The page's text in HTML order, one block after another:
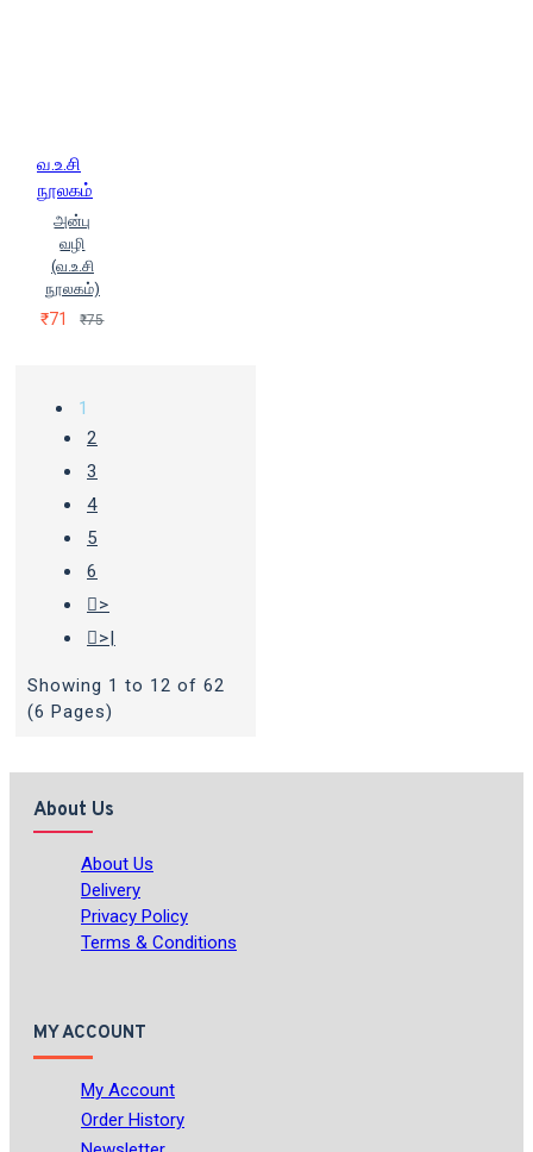
வ.உ.சி
நூலகம்
அன்பு
வழி
(வ.உ.சி
நூலகம்)
₹71 ₹75
1
2
3
4
5
6
>
>|
Showing 1 to 12 of 62
(6 Pages)
About Us
About Us
Delivery
Privacy Policy
Terms & Conditions
MY ACCOUNT
My Account
Order History